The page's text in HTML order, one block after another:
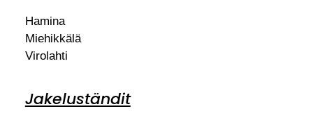
Hamina
Miehikkälä
Virolahti
Jakeluständit